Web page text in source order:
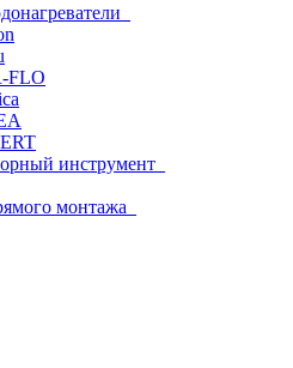
FLO
инструмент
монтажа